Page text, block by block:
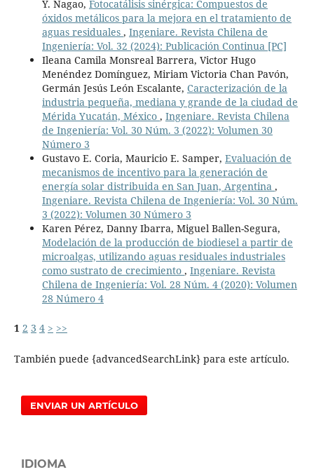
Y. Nagao, Fotocatálisis sinérgica: Compuestos de
óxidos metálicos para la mejora en el tratamiento de
aguas residuales , Ingeniare. Revista Chilena de
Ingeniería: Vol. 32 (2024): Publicación Continua [PC]
Ileana Camila Monsreal Barrera, Victor Hugo
Menéndez Domínguez, Miriam Victoria Chan Pavón,
Germán Jesús León Escalante, Caracterización de la
industria pequeña, mediana y grande de la ciudad de
Mérida Yucatán, México , Ingeniare. Revista Chilena
de Ingeniería: Vol. 30 Núm. 3 (2022): Volumen 30
Número 3
Gustavo E. Coria, Mauricio E. Samper, Evaluación de
mecanismos de incentivo para la generación de
energía solar distribuida en San Juan, Argentina ,
Ingeniare. Revista Chilena de Ingeniería: Vol. 30 Núm.
3 (2022): Volumen 30 Número 3
Karen Pérez, Danny Ibarra, Miguel Ballen-Segura,
Modelación de la producción de biodiesel a partir de
microalgas, utilizando aguas residuales industriales
como sustrato de crecimiento , Ingeniare. Revista
Chilena de Ingeniería: Vol. 28 Núm. 4 (2020): Volumen
28 Número 4
1 2 3 4 > >>
También puede {advancedSearchLink} para este artículo.
ENVIAR UN ARTÍCULO
IDIOMA